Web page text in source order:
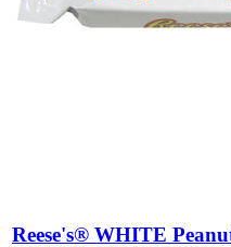
Reese's® WHITE